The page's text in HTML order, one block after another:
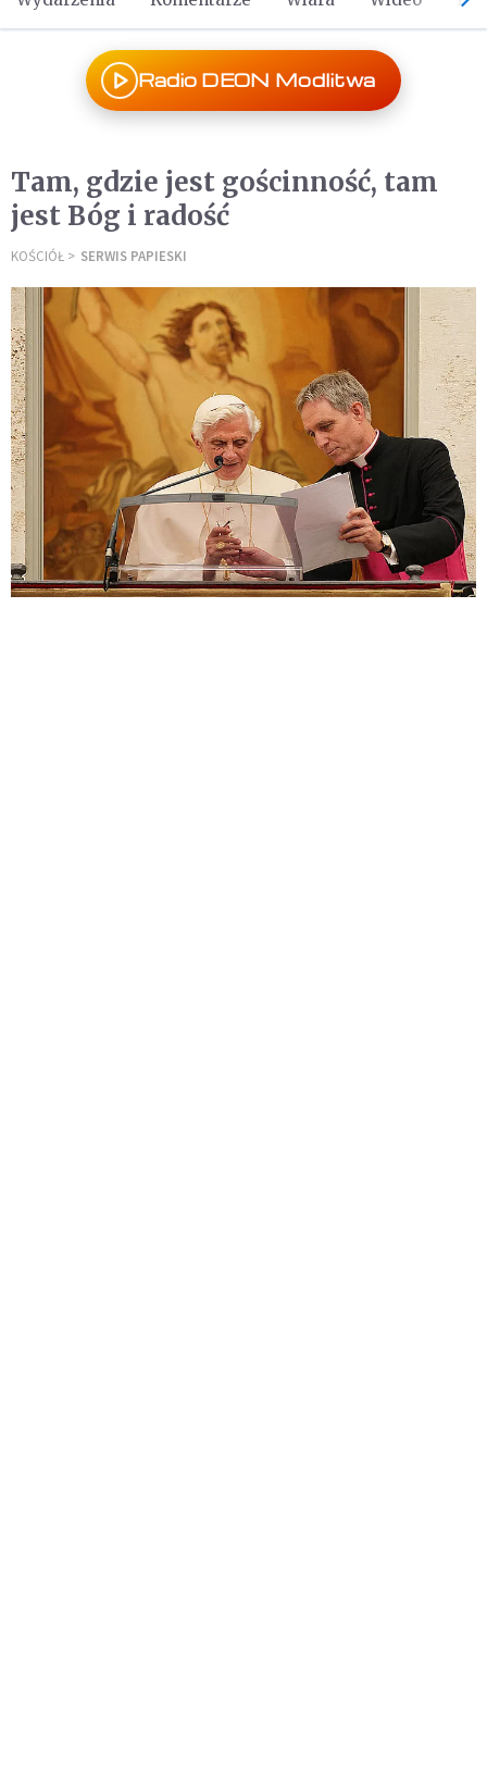
Radio DEON Modlitwa
Tam, gdzie jest gościnność, tam
jest Bóg i radość
KOŚCIÓŁ SERWIS PAPIESKI